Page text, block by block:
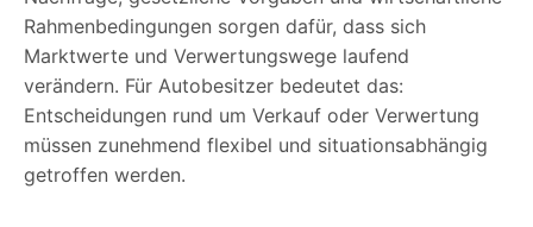
Rahmenbedingungen sorgen dafür, dass sich
Marktwerte und Verwertungswege laufend
verändern. Für Autobesitzer bedeutet das:
Entscheidungen rund um Verkauf oder Verwertung
müssen zunehmend flexibel und situationsabhängig
getroffen werden.